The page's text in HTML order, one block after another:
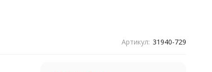
Артикул: 31940-729